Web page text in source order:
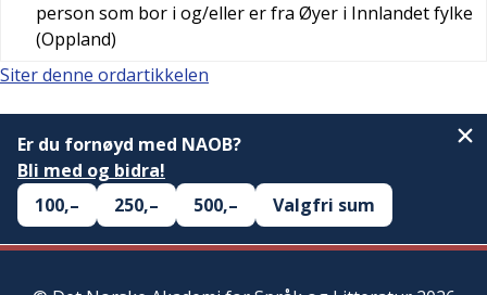
person som bor i og/eller er fra Øyer i Innlandet fylke
(Oppland)
Siter denne ordartikkelen
Er du fornøyd med NAOB?
Bli med og bidra!
100,–
250,– 500,– Valgfri sum